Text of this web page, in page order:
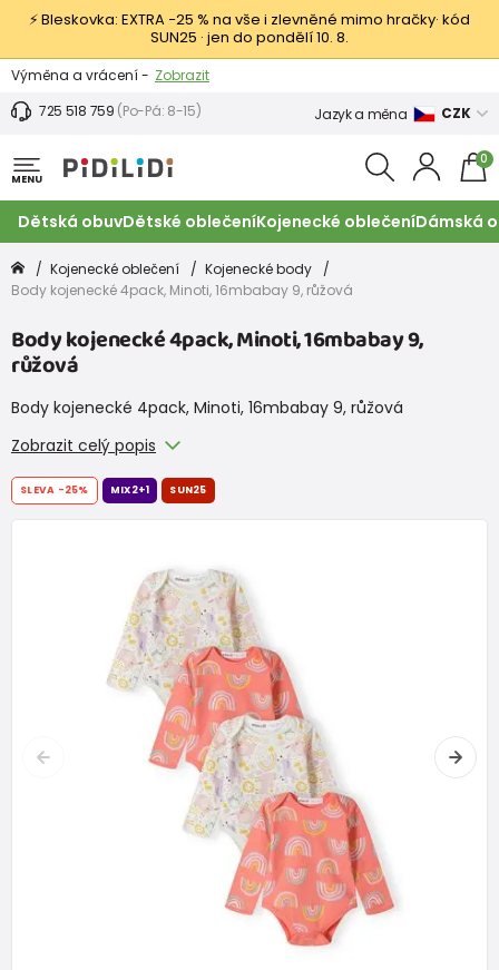
⚡ Bleskovka: EXTRA −25 % na vše i zlevněné mimo hračky· kód
SUN25 · jen do pondělí 10. 8.
Výměna a vrácení - Zobrazit
Sleva 100 Kč na první nákup -
725 518 759 (Po-Pá: 8-15) Jazyk a měna CZK
MENU
0
Dětská obuvDětské oblečeníKojenecké oblečeníDámská
Kojenecké oblečení
Kojenecké body
Body kojenecké 4pack, Minoti, 16mbabay 9, růžová
Body kojenecké 4pack, Minoti, 16mbabay 9,
růžová
Body kojenecké 4pack, Minoti, 16mbabay 9, růžová
Zobrazit celý popis
SLEVA -25% MIX2+1 SUN25